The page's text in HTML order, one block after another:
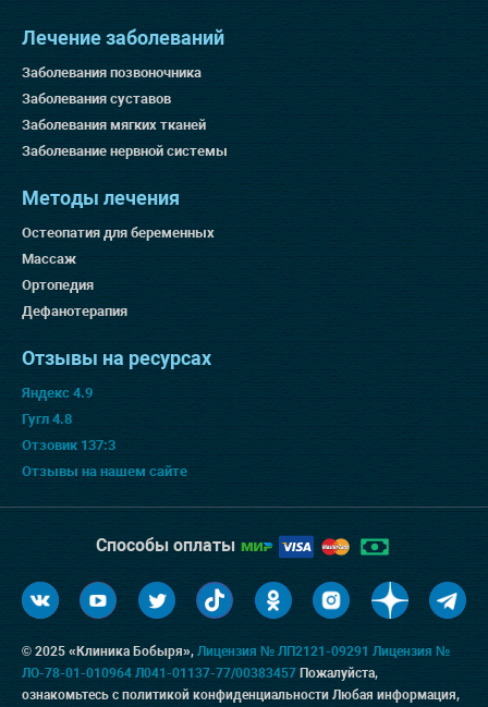
Лечение заболеваний
Заболевания позвоночника
Заболевания суставов
Заболевания мягких тканей
Заболевание нервной системы
Методы лечения
Остеопатия для беременных
Массаж
Ортопедия
Дефанотерапия
Отзывы на ресурсах
Яндекс 4.9
Гугл 4.8
Отзовик 137:3
Отзывы на нашем сайте
Способы оплаты
© 2025 «Клиника Бобыря», Лицензия № ЛП2121-09291 Лицензия №
ЛО-78-01-010964 Л041-01137-77/00383457 Пожалуйста,
ознакомьтесь с политикой конфиденциальности Любая информация,